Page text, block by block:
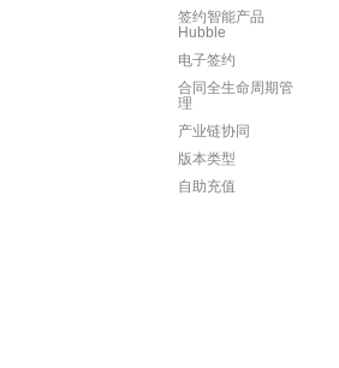
签约智能产品
Hubble
电子签约
合同全生命周期管
理
产业链协同
版本类型
自助充值